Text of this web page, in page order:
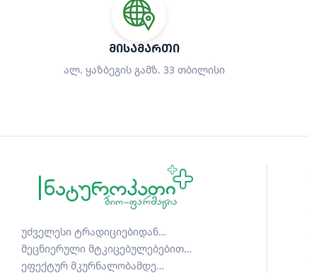
ᲛᲘᲡᲐᲛᲐᲠᲗᲘ
ალ. ყაზბეგის გამზ. 33 თბილისი
უძველესი ტრადიციებიდან…
მეცნიერული მტკიცებულებებით…
ეფექტურ მკურნალობამდე…